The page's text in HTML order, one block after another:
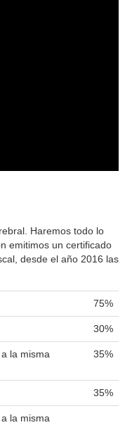
Haremos todo lo
emitimos un certificado
desde el año 2016 las
75%
30%
la misma
35%
35%
la misma